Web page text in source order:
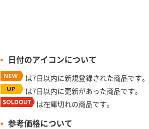
日付のアイコンについて
は7日以内に新規登録された商品です。
は7日以内に更新があった商品です。
は在庫切れの商品です。
参考価格について